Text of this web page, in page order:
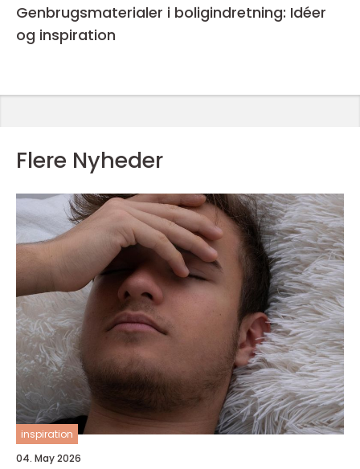
Genbrugsmaterialer i boligindretning: Idéer
og inspiration
Flere Nyheder
inspiration
04. May 2026